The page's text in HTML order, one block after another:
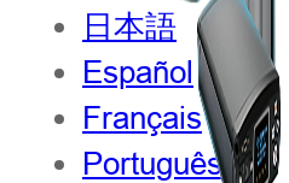
日本語
Español
Français
Português